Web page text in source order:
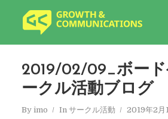
2019/02/09_ボー
ークル活動ブログ
By imo In サークル活動
2019年2月